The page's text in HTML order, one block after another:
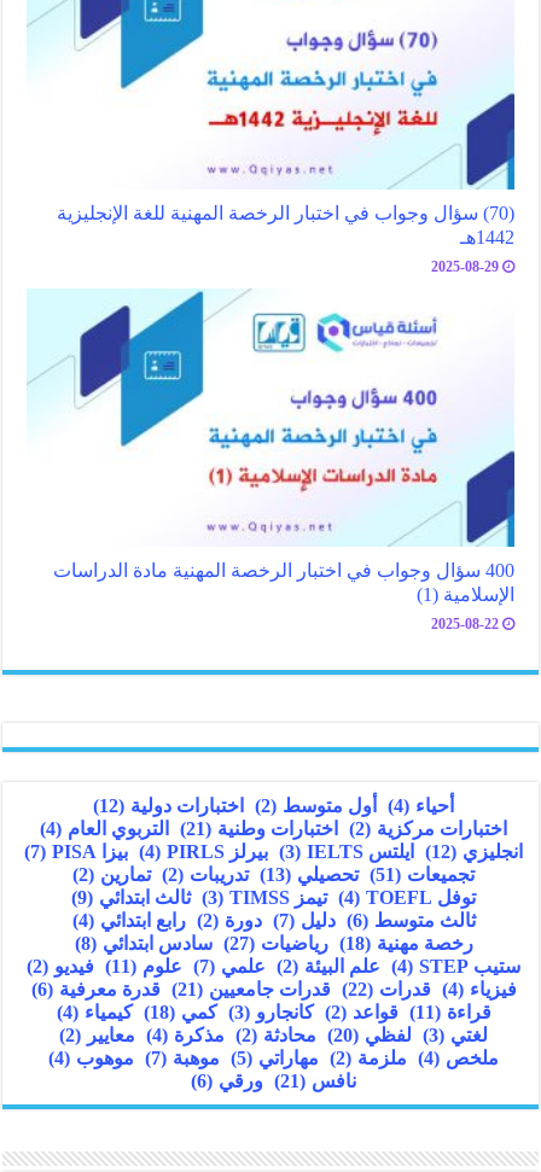
(70) سؤال وجواب في اختبار الرخصة المهنية للغة الإنجليزية
1442هـ
2025-08-29
400 سؤال وجواب في اختبار الرخصة المهنية مادة الدراسات
الإسلامية (1)
2025-08-22
أحياء (4) أول متوسط (2) اختبارات دولية (12)
اختبارات مركزية (2) اختبارات وطنية (21) التربوي العام (4)
انجليزي (12) ايلتس IELTS (3) بيرلز PIRLS (4) بيزا PISA
(7)
تجميعات (51) تحصيلي (13) تدريبات (2) تمارين (2)
توفل TOEFL
(4) تيمز TIMSS (3) ثالث ابتدائي (9)
ثالث متوسط (6) دليل (7) دورة (2) رابع ابتدائي (4)
رخصة مهنية (18) رياضيات (27) سادس ابتدائي (8)
ستيب STEP
(4) علم البيئة (2) علمي (7) علوم (11) فيديو (2)
فيزياء (4) قدرات (22) قدرات جامعيين (21) قدرة معرفية (6)
قراءة (11) قواعد (2) كانجارو (3) كمي (18) كيمياء (4)
لغتي (3) لفظي (20) محادثة (2) مذكرة (4) معايير (2)
ملخص (4) ملزمة (2) مهاراتي (5) موهبة (7) موهوب (4)
نافس (21) ورقي (6)